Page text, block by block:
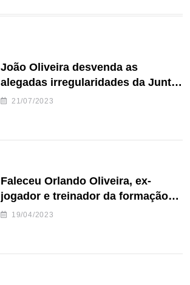
João Oliveira desvenda as
alegadas irregularidades da Junta
de Freguesia S. João de Ver
21/07/2023
Faleceu Orlando Oliveira, ex-
jogador e treinador da formação
de andebol do Feirense
19/04/2023